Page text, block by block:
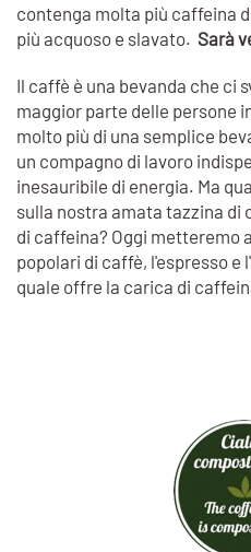
contenga molta più caffeina
più acquoso e slavato. Sarà
Il caffè è una bevanda che ci
maggior parte delle persone
molto più di una semplice
un compagno di lavoro
inesauribile di energia. Ma
sulla nostra amata tazzina
di caffeina? Oggi metteremo
popolari di caffè, l'espresso e
quale offre la carica di